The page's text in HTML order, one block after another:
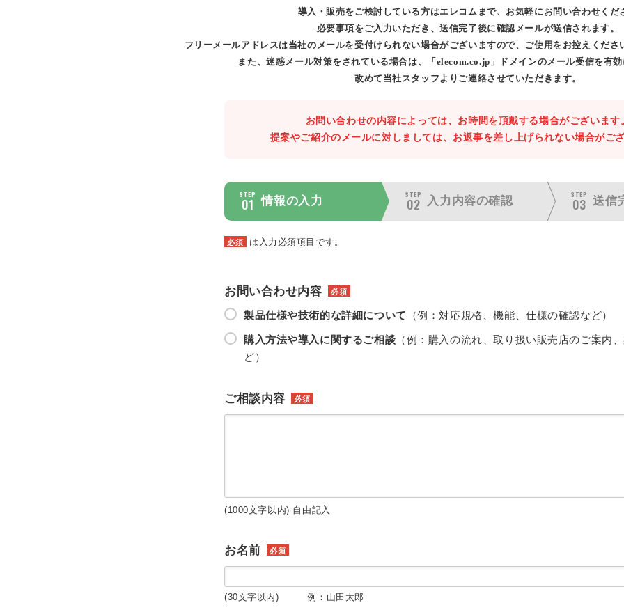
導入・販売をご検討している方はエレコムまで、お気軽にお問い合わせくだ
必要事項をご入力いただき、送信完了後に確認メールが送信されます。
フリーメールアドレスは当社のメールを受付けられない場合がございますので、ご使用をお控えくださ
また、迷惑メール対策をされている場合は、「elecom.co.jp」ドメインのメール受信を有効
改めて当社スタッフよりご連絡させていただきます。
お問い合わせの内容によっては、お時間を頂戴する場合がございます
提案やご紹介のメールに対しましては、お返事を差し上げられない場合がござ
STEP
01 情報の入力
STEP
02 入力内容の確認
STEP
03 送信
必須 は入力必須項目です。
お問い合わせ内容 必須
製品仕様や技術的な詳細について （例：対応規格、機能、仕様の確認など）
購入方法や導入に関するご相談 （例：購入の流れ、取り扱い販売店のご案内
ど）
ご相談内容 必須
(1000文字以内) 自由記入
お名前 必須
(30文字以内) 例：山田太郎